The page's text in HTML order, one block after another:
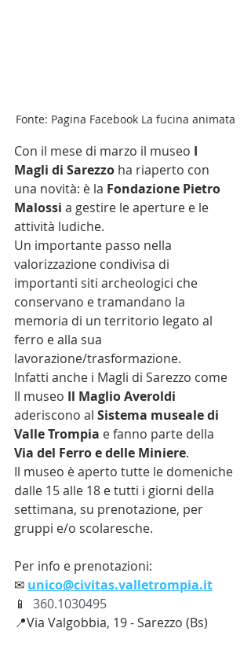
Fonte: Pagina Facebook La fucina animata
Con il mese di marzo il museo I
Magli di Sarezzo ha riaperto con
una novità: è la Fondazione Pietro
Malossi a gestire le aperture e le
attività ludiche.
Un importante passo nella
valorizzazione condivisa di
importanti siti archeologici che
conservano e tramandano la
memoria di un territorio legato al
ferro e alla sua
lavorazione/trasformazione.
Infatti anche i Magli di Sarezzo come
Il museo Il Maglio Averoldi
aderiscono al Sistema museale di
Valle Trompia e fanno parte della
Via del Ferro e delle Miniere.
Il museo è aperto tutte le domeniche
dalle 15 alle 18 e tutti i giorni della
settimana, su prenotazione, per
gruppi e/o scolaresche.
Per info e prenotazioni:
✉ unico@civitas.valletrompia.it
📱 360.1030495
📍Via Valgobbia, 19 - Sarezzo (Bs)